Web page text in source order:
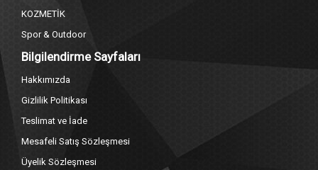
KOZMETİK
Spor & Outdoor
Bilgilendirme Sayfaları
Hakkımızda
Gizlilik Politikası
Teslimat ve İade
Mesafeli Satış Sözleşmesi
Üyelik Sözleşmesi